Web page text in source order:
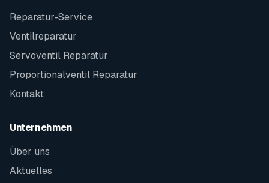
Reparatur-Service
Ventilreparatur
Servoventil Reparatur
Proportionalventil Reparatur
Kontakt
Unternehmen
Über uns
Aktuelles